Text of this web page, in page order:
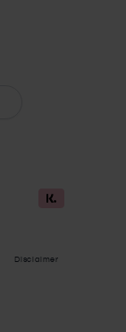
Disclaimer